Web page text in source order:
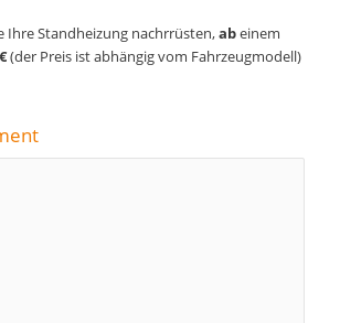
Ihre Standheizung nachrrüsten,abeinem
(der Preis ist abhängig vom Fahrzeugmodell)